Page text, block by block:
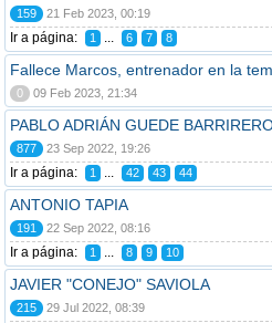
159 21 Feb 2023, 00:19
Ir a página: 1 ... 6 7 8
Fallece Marcos, entrenador en la
0 09 Feb 2023, 21:34
PABLO ADRIÁN GUEDE
877 23 Sep 2022, 19:26
Ir a página: 1 ... 42 43 44
ANTONIO TAPIA
191 22 Sep 2022, 08:16
Ir a página: 1 ... 8 9 10
JAVIER "CONEJO" SAVIOLA
215 29 Jul 2022, 08:39